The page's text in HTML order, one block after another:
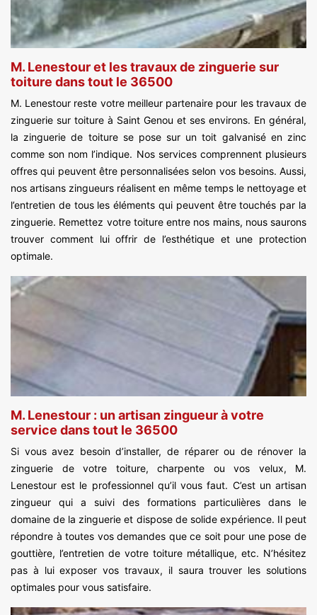
M. Lenestour et les travaux de zinguerie sur
toiture dans tout le 36500
M. Lenestour reste votre meilleur partenaire pour les travaux de
zinguerie sur toiture à Saint Genou et ses environs. En général,
la zinguerie de toiture se pose sur un toit galvanisé en zinc
comme son nom l’indique. Nos services comprennent plusieurs
offres qui peuvent être personnalisées selon vos besoins. Aussi,
nos artisans zingueurs réalisent en même temps le nettoyage et
l’entretien de tous les éléments qui peuvent être touchés par la
zinguerie. Remettez votre toiture entre nos mains, nous saurons
trouver comment lui offrir de l’esthétique et une protection
optimale.
M. Lenestour : un artisan zingueur à votre
service dans tout le 36500
Si vous avez besoin d’installer, de réparer ou de rénover la
zinguerie de votre toiture, charpente ou vos velux, M.
Lenestour est le professionnel qu’il vous faut. C’est un artisan
zingueur qui a suivi des formations particulières dans le
domaine de la zinguerie et dispose de solide expérience. Il peut
répondre à toutes vos demandes que ce soit pour une pose de
gouttière, l’entretien de votre toiture métallique, etc. N’hésitez
pas à lui exposer vos travaux, il saura trouver les solutions
optimales pour vous satisfaire.